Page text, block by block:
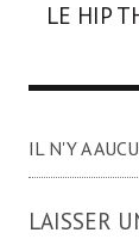
LE HIP
IL N'Y A
LAISSER